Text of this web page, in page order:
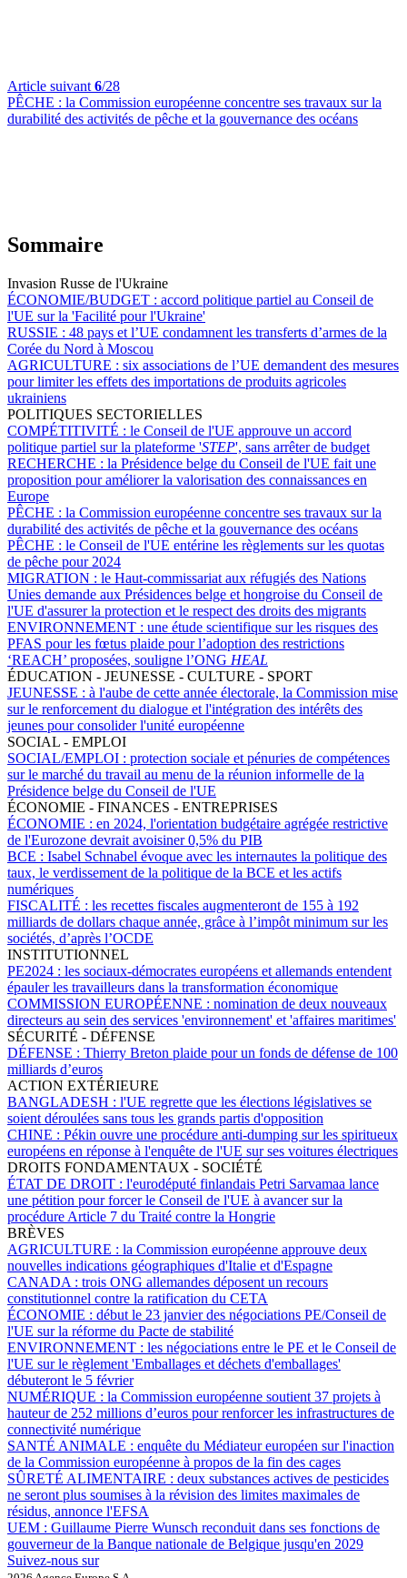
Article suivant 6/28
PÊCHE : la Commission européenne concentre ses travaux sur la
durabilité des activités de pêche et la gouvernance des océans
Sommaire
Invasion Russe de l'Ukraine
ÉCONOMIE/BUDGET : accord politique partiel au Conseil de
l'UE sur la 'Facilité pour l'Ukraine'
RUSSIE : 48 pays et l’UE condamnent les transferts d’armes de la
Corée du Nord à Moscou
AGRICULTURE : six associations de l’UE demandent des mesures
pour limiter les effets des importations de produits agricoles
ukrainiens
POLITIQUES SECTORIELLES
COMPÉTITIVITÉ : le Conseil de l'UE approuve un accord
politique partiel sur la plateforme 'STEP', sans arrêter de budget
RECHERCHE : la Présidence belge du Conseil de l'UE fait une
proposition pour améliorer la valorisation des connaissances en
Europe
PÊCHE : la Commission européenne concentre ses travaux sur la
durabilité des activités de pêche et la gouvernance des océans
PÊCHE : le Conseil de l'UE entérine les règlements sur les quotas
de pêche pour 2024
MIGRATION : le Haut-commissariat aux réfugiés des Nations
Unies demande aux Présidences belge et hongroise du Conseil de
l'UE d'assurer la protection et le respect des droits des migrants
ENVIRONNEMENT : une étude scientifique sur les risques des
PFAS pour les fœtus plaide pour l’adoption des restrictions
‘REACH’ proposées, souligne l’ONG HEAL
ÉDUCATION - JEUNESSE - CULTURE - SPORT
JEUNESSE : à l'aube de cette année électorale, la Commission mise
sur le renforcement du dialogue et l'intégration des intérêts des
jeunes pour consolider l'unité européenne
SOCIAL - EMPLOI
SOCIAL/EMPLOI : protection sociale et pénuries de compétences
sur le marché du travail au menu de la réunion informelle de la
Présidence belge du Conseil de l'UE
ÉCONOMIE - FINANCES - ENTREPRISES
ÉCONOMIE : en 2024, l'orientation budgétaire agrégée restrictive
de l'Eurozone devrait avoisiner 0,5% du PIB
BCE : Isabel Schnabel évoque avec les internautes la politique des
taux, le verdissement de la politique de la BCE et les actifs
numériques
FISCALITÉ : les recettes fiscales augmenteront de 155 à 192
milliards de dollars chaque année, grâce à l’impôt minimum sur les
sociétés, d’après l’OCDE
INSTITUTIONNEL
PE2024 : les sociaux-démocrates européens et allemands entendent
épauler les travailleurs dans la transformation économique
COMMISSION EUROPÉENNE : nomination de deux nouveaux
directeurs au sein des services 'environnement' et 'affaires maritimes'
SÉCURITÉ - DÉFENSE
DÉFENSE : Thierry Breton plaide pour un fonds de défense de 100
milliards d’euros
ACTION EXTÉRIEURE
BANGLADESH : l'UE regrette que les élections législatives se
soient déroulées sans tous les grands partis d'opposition
CHINE : Pékin ouvre une procédure anti-dumping sur les spiritueux
européens en réponse à l'enquête de l'UE sur ses voitures électriques
DROITS FONDAMENTAUX - SOCIÉTÉ
ÉTAT DE DROIT : l'eurodéputé finlandais Petri Sarvamaa lance
une pétition pour forcer le Conseil de l'UE à avancer sur la
procédure Article 7 du Traité contre la Hongrie
BRÈVES
AGRICULTURE : la Commission européenne approuve deux
nouvelles indications géographiques d'Italie et d'Espagne
CANADA : trois ONG allemandes déposent un recours
constitutionnel contre la ratification du CETA
ÉCONOMIE : début le 23 janvier des négociations PE/Conseil de
l'UE sur la réforme du Pacte de stabilité
ENVIRONNEMENT : les négociations entre le PE et le Conseil de
l'UE sur le règlement 'Emballages et déchets d'emballages'
débuteront le 5 février
NUMÉRIQUE : la Commission européenne soutient 37 projets à
hauteur de 252 millions d’euros pour renforcer les infrastructures de
connectivité numérique
SANTÉ ANIMALE : enquête du Médiateur européen sur l'inaction
de la Commission européenne à propos de la fin des cages
SÛRETÉ ALIMENTAIRE : deux substances actives de pesticides
ne seront plus soumises à la révision des limites maximales de
résidus, annonce l'EFSA
UEM : Guillaume Pierre Wunsch reconduit dans ses fonctions de
gouverneur de la Banque nationale de Belgique jusqu'en 2029
Suivez-nous sur